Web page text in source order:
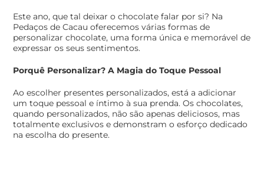
Este ano, que tal deixar o chocolate falar por si? Na
Pedaços de Cacau oferecemos várias formas de
personalizar chocolate, uma forma única e memorável de
expressar os seus sentimentos.
Porquê Personalizar? A Magia do Toque Pessoal
Ao escolher presentes personalizados, está a adicionar
um toque pessoal e íntimo à sua prenda. Os chocolates,
quando personalizados, não são apenas deliciosos, mas
totalmente exclusivos e demonstram o esforço dedicado
na escolha do presente.